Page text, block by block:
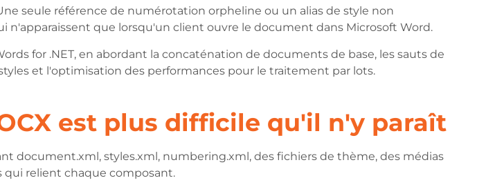
seule référence de numérotation orpheline ou un alias de style non
que lorsqu'un client ouvre le document dans Microsoft Word.
for .NET, en abordant la concaténation de documents de base, les sauts de
et l'optimisation des performances pour le traitement par lots.
est plus difficile qu'il n'y paraît
document.xml, styles.xml, numbering.xml, des fichiers de thème, des médias
qui relient chaque composant.